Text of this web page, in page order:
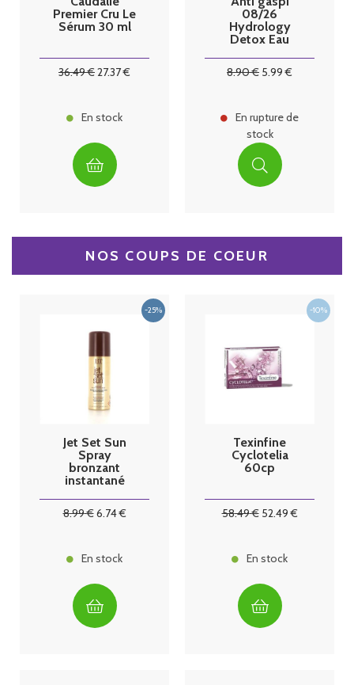
Premier Cru Le
Sérum 30 ml
36.49€27.37€
En stock
08/26
Hydrology
Detox Eau
sucre
8.90€ 5.99 €
En rupture de
stock
NOS COUPS DE COEUR
Jet Set Sun
Spray
bronzant
instantané
8.99€6.74€
En stock
Texinfine
Cyclotelia
60cp
58.49€ 52.49€
En stock